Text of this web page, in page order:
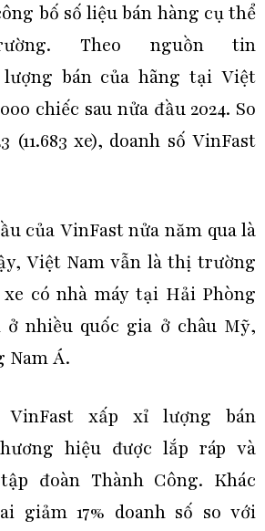
bố số liệu bán hàng cụ thể
Theo nguồn tin
bán của hãng tại Việt
chiếc sau nửa đầu 2024. So
(11.683 xe), doanh số VinFast
của VinFast nửa năm qua là
Việt Nam vẫn là thị trường
có nhà máy tại Hải Phòng
ở nhiều quốc gia ở châu Mỹ,
Nam Á.
VinFast xấp xỉ lượng bán
hiệu được lắp ráp và
đoàn Thành Công. Khác
giảm 17% doanh số so với